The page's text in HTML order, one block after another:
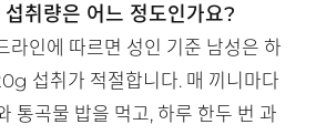
취량은 어느 정도인가요?
라인에 따르면 성인 기준 남성은 하
섭취가 적절합니다. 매 끼니마다
통곡물 밥을 먹고, 하루 한두 번 과